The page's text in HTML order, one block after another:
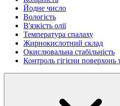
Йодне число
Вологість
В'язкість олії
Температура спалаху
Жирнокислотний склад
Окислювальна стабільність
Контроль гігієни поверхонь